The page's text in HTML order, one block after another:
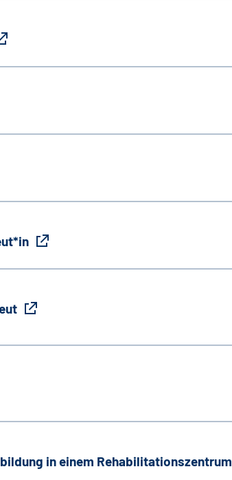
in einem Rehabilitationszentrum